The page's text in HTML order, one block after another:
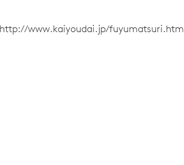
http://www.kaiyoudai.jp/fuyumatsuri.html